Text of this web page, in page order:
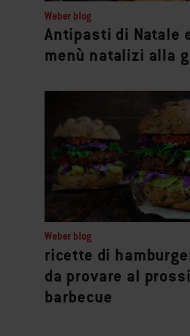
Weber blog
Antipasti di Natale
menù natalizi alla
Weber blog
ricette di
da provare al
barbecue